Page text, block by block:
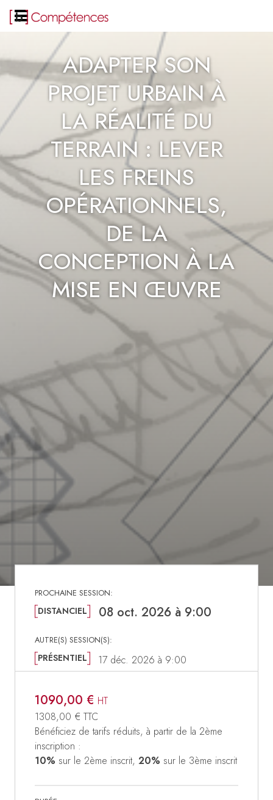
ADAPTER SON
PROJET URBAIN À
LA RÉALITÉ DU
TERRAIN : LEVER
LES FREINS
OPÉRATIONNELS,
DE LA
CONCEPTION À LA
MISE EN ŒUVRE
DISTANCIEL 08 oct. 2026 à 9:00
PRÉSENTIEL 17 déc. 2026 à 9:00
1090,00 € HT
1308,00 € TTC
Bénéficiez de tarifs réduits, à partir de la 2ème
inscription :
10% sur le 2ème inscrit, 20% sur le 3ème inscrit